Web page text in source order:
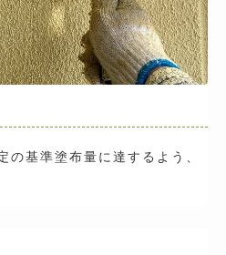
基準塗布量に達するよう、